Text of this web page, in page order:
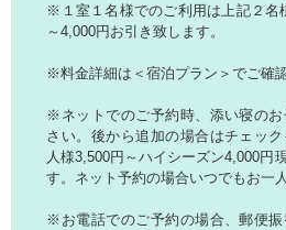
※１室１名様でのご利用は上記２名
～4,000円お引き致します。
※料金詳細は＜宿泊プラン＞でご確認
※ネットでのご予約時、添い寝の
さい。後から追加の場合はチェッ
人様3,500円～ハイシーズン4,000円
す。ネット予約の場合いつでもお一
※お電話でのご予約の場合、郵便